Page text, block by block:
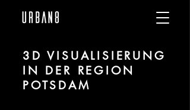
3D VISUALISIERUNG
IN DER REGION
POTSDAM